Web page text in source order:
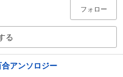
フォロー
る
アンソロジー